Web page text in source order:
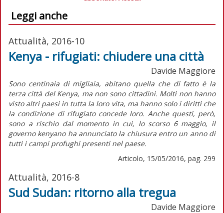
Leggi anche
Attualità, 2016-10
Kenya - rifugiati: chiudere una città
Davide Maggiore
Sono centinaia di migliaia, abitano quella che di fatto è la
terza città del Kenya, ma non sono cittadini. Molti non hanno
visto altri paesi in tutta la loro vita, ma hanno solo i diritti che
la condizione di rifugiato concede loro. Anche questi, però,
sono a rischio dal momento in cui, lo scorso 6 maggio, il
governo kenyano ha annunciato la chiusura entro un anno di
tutti i campi profughi presenti nel paese.
Articolo, 15/05/2016, pag. 299
Attualità, 2016-8
Sud Sudan: ritorno alla tregua
Davide Maggiore